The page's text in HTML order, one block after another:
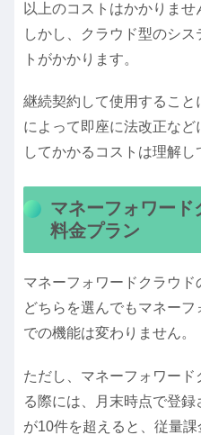
以上のコストはかかりませ
しかし、クラウド型のシ
トがかかります。
継続契約して使用すること
によって即座に法改正な
してかかるコストは理解し
マネーフォワード
料金プラン
マネーフォワードクラウド
どちらを選んでもマネー
での機能は変わりません。
ただし、マネーフォワー
る際には、月末時点で登
が10件を超えると、従量